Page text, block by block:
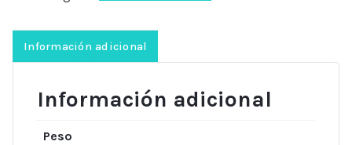
Brescia
cantidad
Información adicional
Información adicional
Peso